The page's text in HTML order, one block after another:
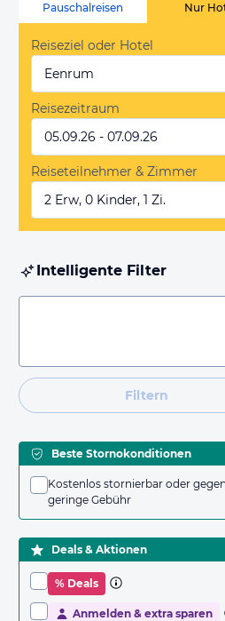
Pauschalreisen Nur
Reiseziel oder Hotel
Eenrum
Reisezeitraum
05.09.26 - 07.09.26
Reiseteilnehmer & Zimmer
2 Erw, 0 Kinder, 1 Zi.
Intelligente Filter
Filtern
Beste Stornokonditionen
Kostenlos stornierbar oder gegen
geringe Gebühr
Deals & Aktionen
% Deals
Anmelden & extra sparen